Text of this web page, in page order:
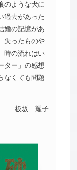
のような犬に
過去があった
婚の記憶があ
失ったものや
時の流れはい
ター」の感想
なくても問題
板坂 耀子